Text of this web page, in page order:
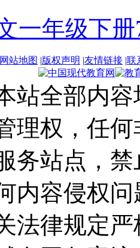
一年级下册
网站地图 |版权声明 |友情链接 |联
站全部内
理权，任
务站点，
内容侵权
法律规定